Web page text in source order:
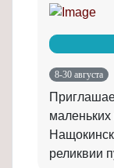
8-30 августа
реликвии